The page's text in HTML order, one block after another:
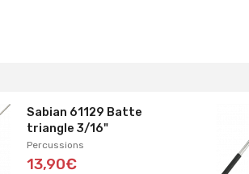
Sabian 61129 Batte
triangle 3/16"
Percussions
13,90€